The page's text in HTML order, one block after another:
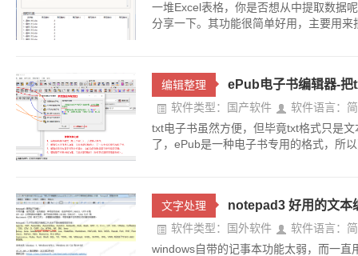
一堆Excel表格，你是否想从中提取数据
分享一下。其功能很简单好用，主要用
编辑整理 ePub电子书编辑器-
软件类型：国产软件
软件语言：
txt电子书虽然方便，但毕竟txt格式只是
了，ePub是一种电子书专用的格式，所
文字处理 notepad3 好用的文本
软件类型：国外软件
软件语言：
windows自带的记事本功能太弱，而一